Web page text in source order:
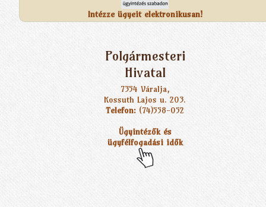
Intézze ügyeit elektronikusan!
Polgármesteri
Hivatal
7354 Váralja,
Kossuth Lajos u. 203.
Telefon: (74)558-052
Ügyintézők és
ügyfélfogadási idők